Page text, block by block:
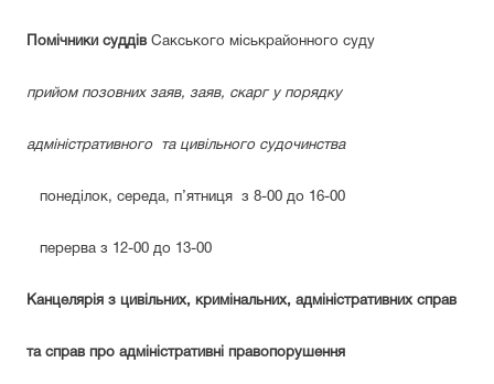
Помічники суддів Сакського міськрайонного суду
прийом позовних заяв, заяв, скарг у порядку
адміністративного та цивільного судочинства
понеділок, середа, п’ятниця з 8-00 до 16-00
перерва з 12-00 до 13-00
Канцелярія з цивільних, кримінальних, адміністративних справ
та справ про адміністративні правопорушення